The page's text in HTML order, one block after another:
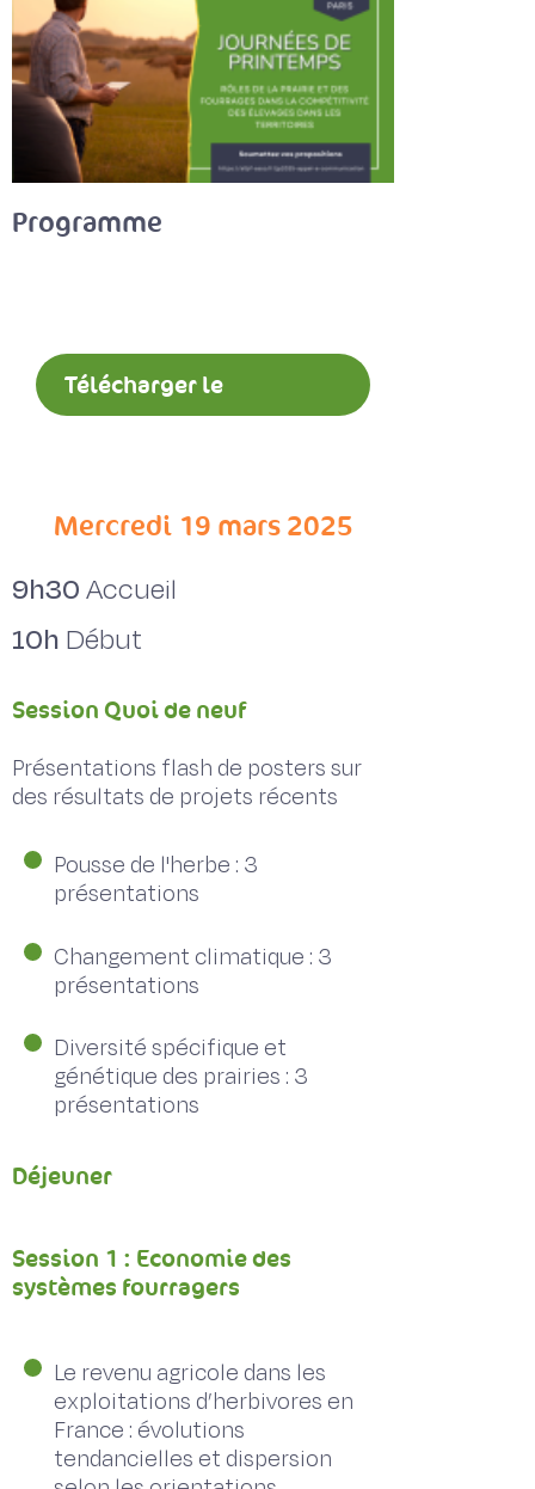
Programme
Télécharger le
Mercredi 19 mars 2025
9h30Accueil
10h Début
Session Quoi de neuf
Présentations flash de posters sur
des résultats de projets récents
Pousse de l'herbe : 3
présentations
Changement climatique : 3
présentations
Diversité spécifique et
génétique des prairies : 3
présentations
Déjeuner
Session 1 : Economie des
systèmes fourragers
Le revenu agricole dans les
exploitations d’herbivores en
France : évolutions
tendancielles et dispersion